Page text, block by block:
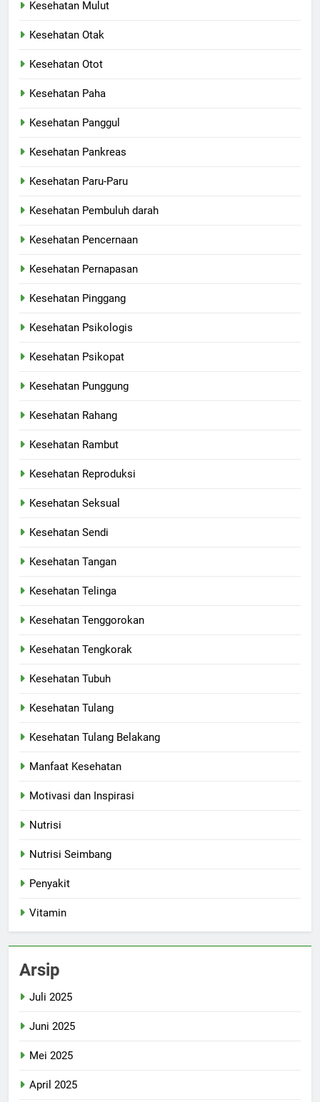
Kesehatan Mulut
Kesehatan Otak
Kesehatan Otot
Kesehatan Paha
Kesehatan Panggul
Kesehatan Pankreas
Kesehatan Paru-Paru
Kesehatan Pembuluh darah
Kesehatan Pencernaan
Kesehatan Pernapasan
Kesehatan Pinggang
Kesehatan Psikologis
Kesehatan Psikopat
Kesehatan Punggung
Kesehatan Rahang
Kesehatan Rambut
Kesehatan Reproduksi
Kesehatan Seksual
Kesehatan Sendi
Kesehatan Tangan
Kesehatan Telinga
Kesehatan Tenggorokan
Kesehatan Tengkorak
Kesehatan Tubuh
Kesehatan Tulang
Kesehatan Tulang Belakang
Manfaat Kesehatan
Motivasi dan Inspirasi
Nutrisi
Nutrisi Seimbang
Penyakit
Vitamin
Arsip
Juli 2025
Juni 2025
Mei 2025
April 2025